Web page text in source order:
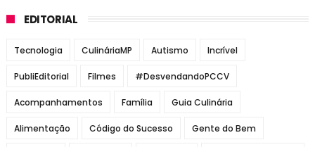
EDITORIAL
Tecnologia CulináriaMP Autismo Incrível
PubliEditorial Filmes #DesvendandoPCCV
Acompanhamentos Família Guia Culinária
Alimentação Código do Sucesso Gente do Bem